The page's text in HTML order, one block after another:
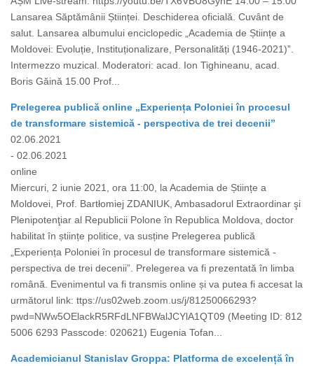
Lansarea Săptămânii Științei. Deschiderea oficială. Cuvânt de
salut. Lansarea albumului enciclopedic „Academia de Științe a
Moldovei: Evoluție, Instituționalizare, Personalități (1946-2021)”.
Intermezzo muzical. Moderatori: acad. Ion Tighineanu, acad.
Boris Găină 15.00 Prof...
Prelegerea publică online „Experiența Poloniei în procesul
de transformare sistemică - perspectiva de trei decenii”
02.06.2021
- 02.06.2021
online
Miercuri, 2 iunie 2021, ora 11:00, la Academia de Științe a
Moldovei, Prof. Bartłomiej ZDANIUK, Ambasadorul Extraordinar şi
Plenipotenţiar al Republicii Polone în Republica Moldova, doctor
habilitat în științe politice, va susține Prelegerea publică
„Experiența Poloniei în procesul de transformare sistemică -
perspectiva de trei decenii”. Prelegerea va fi prezentată în limba
română. Evenimentul va fi transmis online și va putea fi accesat la
următorul link: ttps://us02web.zoom.us/j/81250066293?
pwd=NWw5OElackR5RFdLNFBWalJCYlA1QT09 (Meeting ID: 812
5006 6293 Passcode: 020621) Eugenia Tofan...
Academicianul Stanislav Groppa: Platforma de excelență în